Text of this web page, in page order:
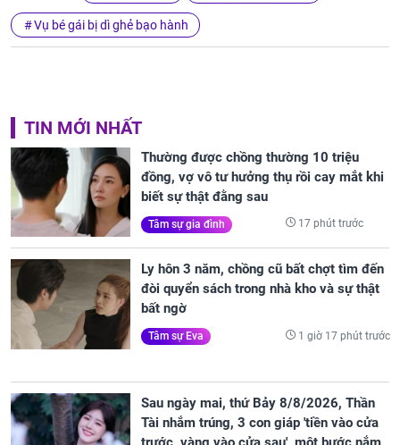
Vụ bé gái bị dì ghẻ bạo hành
TIN MỚI NHẤT
Thường được chồng thường 10 triệu
đồng, vợ vô tư hưởng thụ rồi cay mắt khi
biết sự thật đằng sau
Tâm sự gia đình 17 phút trước
Ly hôn 3 năm, chồng cũ bất chợt tìm đến
đòi quyển sách trong nhà kho và sự thật
bất ngờ
Tâm sự Eva 1 giờ 17 phút trước
Sau ngày mai, thứ Bảy 8/8/2026, Thần
Tài nhắm trúng, 3 con giáp 'tiền vào cửa